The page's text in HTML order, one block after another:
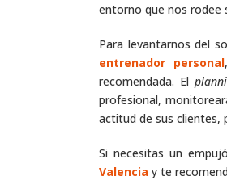
entorno que nos rodee
Para levantarnos del
entrenador personal
recomendada. El
profesional,
actitud de sus clientes,
Si necesitas un
Valencia y te